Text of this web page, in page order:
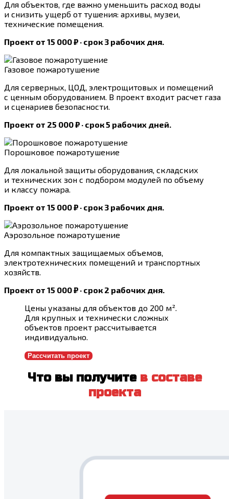
Для объектов, где важно уменьшить расход воды
и снизить ущерб от тушения: архивы, музеи,
технические помещения.
Проект от 15 000 ₽ · срок 3 рабочих дня.
Газовое пожаротушение
Для серверных, ЦОД, электрощитовых и помещений
с ценным оборудованием. В проект входит расчет газа
и сценариев безопасности.
Проект от 25 000 ₽ · срок 5 рабочих дней.
Порошковое пожаротушение
Для локальной защиты оборудования, складских
и технических зон с подбором модулей по объему
и классу пожара.
Проект от 15 000 ₽ · срок 3 рабочих дня.
Аэрозольное пожаротушение
Для компактных защищаемых объемов,
электротехнических помещений и транспортных
хозяйств.
Проект от 15 000 ₽ · срок 2 рабочих дня.
Цены указаны для объектов до 200 м².
Для крупных и технически сложных
объектов проект рассчитывается
индивидуально.
Рассчитать проект
Что вы получите в составе
проекта